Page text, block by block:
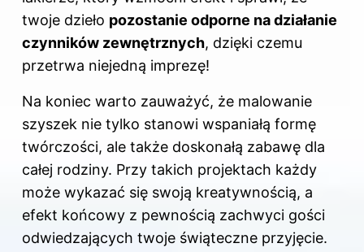
twoje dzieło pozostanie odporne na działanie
czynników zewnętrznych, dzięki czemu
przetrwa niejedną imprezę!
Na koniec warto zauważyć, że malowanie
szyszek nie tylko stanowi wspaniałą formę
twórczości, ale także doskonałą zabawę dla
całej rodziny. Przy takich projektach każdy
może wykazać się swoją kreatywnością, a
efekt końcowy z pewnością zachwyci gości
odwiedzających twoje świąteczne przyjęcie.